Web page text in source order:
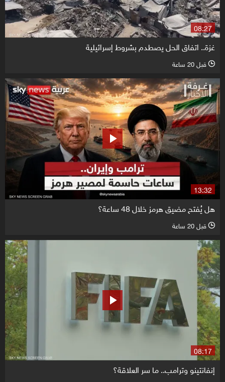
08:27
غزة.. اتفاق الحل يصطدم بشروط إسرائيلية
l قبل 20 ساعة
13:32
هل يُفتح مضيق هرمز خلال 48 ساعة؟
l قبل 20 ساعة
08:17
إنفانتينو وترامب.. ما سر العلاقة؟